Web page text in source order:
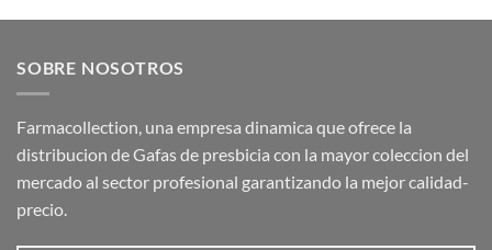
variantes.
opciones
se
elegir
opciones
elegir
SOBRE NOSOTROS
Farmacollection, una empresa dinamica que ofrece la
distribucion de Gafas de presbicia con la mayor coleccion del
mercado al sector profesional garantizando la mejor calidad-
precio.